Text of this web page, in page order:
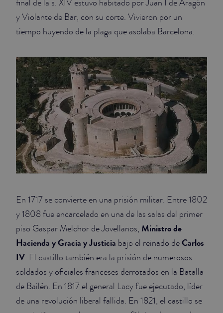
final de la s. XIV estuvo habitado por Juan I de Aragón
y Violante de Bar, con su corte. Vivieron por un
tiempo huyendo de la plaga que asolaba Barcelona.
En 1717 se convierte en una prisión militar. Entre 1802
y 1808 fue encarcelado en una de las salas del primer
piso Gaspar Melchor de Jovellanos, Ministro de
Hacienda y Gracia y Justicia bajo el reinado deCarlos
IV. El castillo también era la prisión de numerosos
soldados y oficiales franceses derrotados en la Batalla
de Bailén. En 1817 el general Lacy fue ejecutado, líder
de una revolución liberal fallida. En 1821, el castillo se